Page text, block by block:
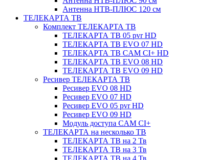
Антенна НТВ-ПЛЮС 120 см
ТЕЛЕКАРТА ТВ
Комплект ТЕЛЕКАРТА ТВ
ТЕЛЕКАРТА ТВ 05 pvr HD
ТЕЛЕКАРТА ТВ EVO 07 HD
ТЕЛЕКАРТА ТВ CAM CI+ HD
ТЕЛЕКАРТА ТВ EVO 08 HD
ТЕЛЕКАРТА ТВ EVO 09 HD
Ресивер ТЕЛЕКАРТА ТВ
Ресивер EVO 08 HD
Ресивер EVO 07 HD
Ресивер EVO 05 pvr HD
Ресивер EVO 09 HD
Модуль доступа CAM CI+
ТЕЛЕКАРТА на несколько ТВ
ТЕЛЕКАРТА ТВ на 2 Тв
ТЕЛЕКАРТА ТВ на 3 Тв
ТЕЛЕКАРТА ТВ на 4 Тв